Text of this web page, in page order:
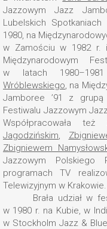
Jazzowym Jazz
Lubelskich
1980, na
w Zamościu w 1982 r.
Międzynarodowym
w latach
Wróblewskiego, na
Jamboree ’91 z grupą
Festiwalu Jazzowym
Współpracowała
Jagodzińskim,
Zbigniewem
Jazzowym Polskiego
programach TV
Telewizyjnym w Krakowie.
Brała udział w
w 1980 r. na Kubie, w
w Stockholm Jazz &